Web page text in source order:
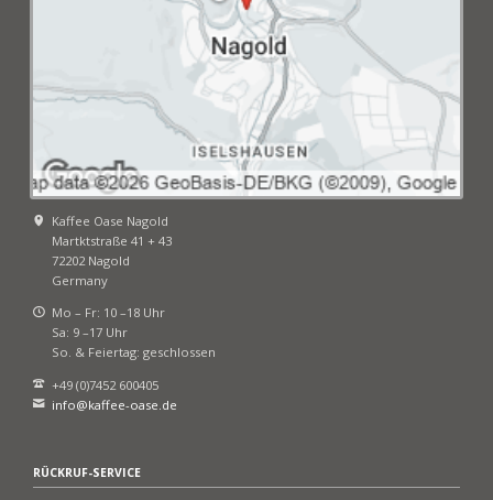
Kaffee Oase Nagold
Martktstraße 41 + 43
72202 Nagold
Germany
Mo – Fr: 10 –18 Uhr
Sa: 9 –17 Uhr
So. & Feiertag: geschlossen
+49 (0)7452 600405
info@kaffee-oase.de
RÜCKRUF-SERVICE